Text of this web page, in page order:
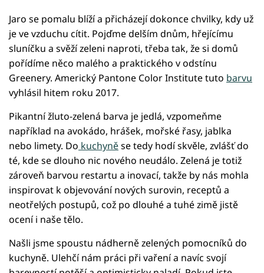
Jaro se pomalu blíží a přicházejí dokonce chvilky, kdy už
je ve vzduchu cítit. Pojďme delším dnům, hřejícímu
sluníčku a svěží zeleni naproti, třeba tak, že si domů
pořídíme něco malého a praktického v odstínu
Greenery. Americký Pantone Color Institute tuto barvu
vyhlásil hitem roku 2017.
Pikantní žluto-zelená barva je jedlá, vzpomeňme
například na avokádo, hrášek, mořské řasy, jablka
nebo limety. Do kuchyněse tedy hodí skvěle, zvlášť do
té, kde se dlouho nic nového neudálo. Zelená je totiž
zároveň barvou restartu a inovací, takže by nás mohla
inspirovat k objevování nových surovin, receptů a
neotřelých postupů, což po dlouhé a tuhé zimě jistě
ocení i naše tělo.
Našli jsme spoustu nádherně zelených pomocníků do
kuchyně. Ulehčí nám práci při vaření a navíc svojí